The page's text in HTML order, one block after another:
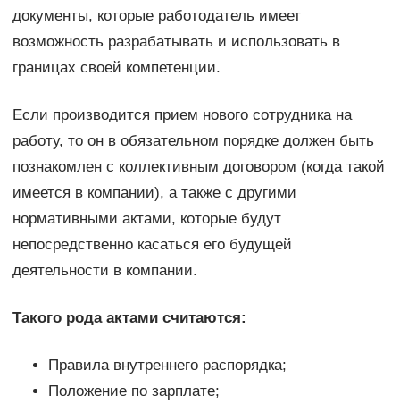
документы, которые работодатель имеет
возможность разрабатывать и использовать в
границах своей компетенции.
Если производится прием нового сотрудника на
работу, то он в обязательном порядке должен быть
познакомлен с коллективным договором (когда такой
имеется в компании), а также с другими
нормативными актами, которые будут
непосредственно касаться его будущей
деятельности в компании.
Такого рода актами считаются:
Правила внутреннего распорядка;
Положение по зарплате;